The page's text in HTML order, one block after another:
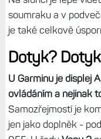
soumraku a v
je také celkově
Dotyk?
U Garminu je displej
ovládáním a nejinak
Samozřejmostí je
jen jako doplněk -